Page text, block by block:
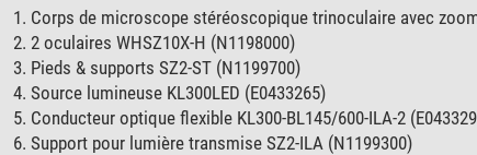
Corps de microscope stéréoscopique trinoculaire avec
2 oculaires WHSZ10X-H (N1198000)
Pieds & supports SZ2-ST (N1199700)
Source lumineuse KL300LED (E0433265)
Conducteur optique flexible KL300-BL145/600-ILA-2
Support pour lumière transmise SZ2-ILA (N1199300)